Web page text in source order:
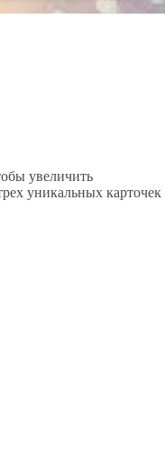
увеличить
уникальных карточек